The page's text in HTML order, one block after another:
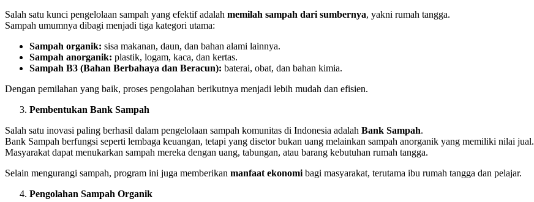
Salah satu kunci pengelolaan sampah yang efektif adalah memilah sampah dari sumbernya, yakni rumah tangga.
Sampah umumnya dibagi menjadi tiga kategori utama:
Sampah organik: sisa makanan, daun, dan bahan alami lainnya.
Sampah anorganik: plastik, logam, kaca, dan kertas.
Sampah B3 (Bahan Berbahaya dan Beracun): baterai, obat, dan bahan kimia.
Dengan pemilahan yang baik, proses pengolahan berikutnya menjadi lebih mudah dan efisien.
Pembentukan Bank Sampah
Salah satu inovasi paling berhasil dalam pengelolaan sampah komunitas di Indonesia adalah Bank Sampah.
Bank Sampah berfungsi seperti lembaga keuangan, tetapi yang disetor bukan uang melainkan sampah anorganik yang memiliki nilai jual.
Masyarakat dapat menukarkan sampah mereka dengan uang, tabungan, atau barang kebutuhan rumah tangga.
Selain mengurangi sampah, program ini juga memberikan manfaat ekonomibagi masyarakat, terutama ibu rumah tangga dan pelajar.
Pengolahan Sampah Organik